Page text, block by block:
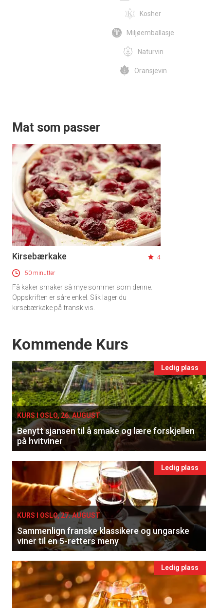
Kosher
Miljøemballasje
Naturvin
Oransjevin
Mat som passer
Kirsebærkake 4
50 minutter
Få kaker smaker så mye sommer som denne.
Oppskriften er såre enkel. Slik lager du
kirsebærkake på fransk vis.
Events
Kommende Kurs
Ledig plass
KURS I OSLO, 26. AUGUST
Benytt sjansen til å smake og lære forskjellen
på hvitviner
Ledig plass
KURS I OSLO, 27. AUGUST
Sammenlign franske klassikere og ungarske
viner til en 5-retters meny
Ledig plass